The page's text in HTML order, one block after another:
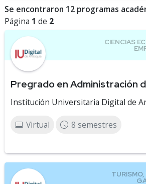
Se encontraron 12 programas
Página 1 de 2
Pregrado en Administración
Institución Universitaria Digital de
Virtual 8 semestres